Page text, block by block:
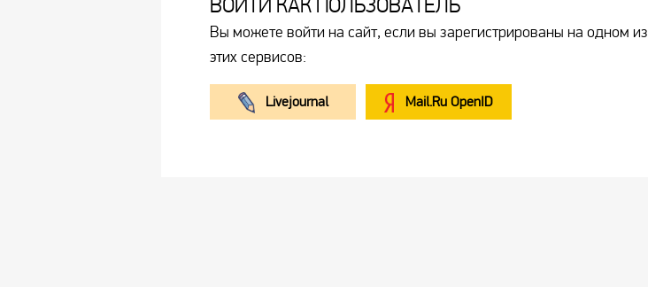
ВОЙТИ КАК ПОЛЬЗОВАТЕЛЬ
Вы можете войти на сайт, если вы зарегистрированы на одном из
этих сервисов:
Livejournal Mail.Ru OpenID